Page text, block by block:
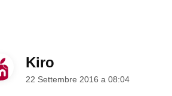
Kiro
22 Settembre 2016 a 08:04